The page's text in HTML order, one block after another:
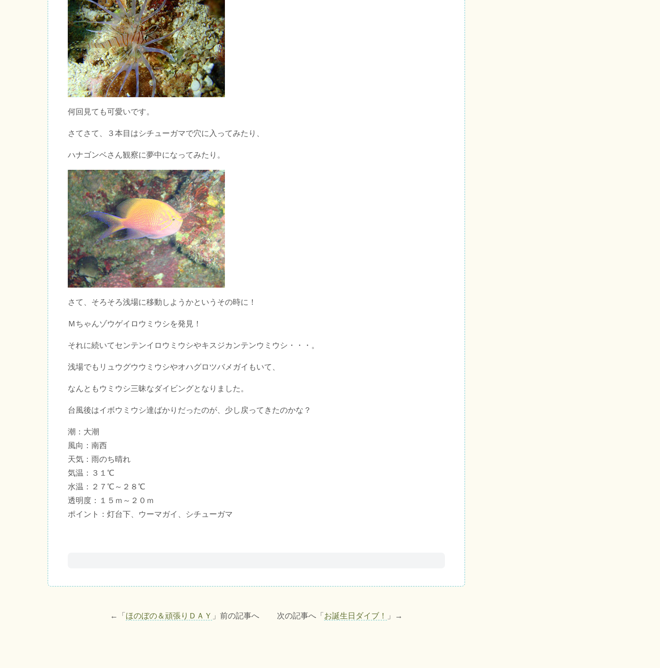
何回見ても可愛いです。
さてさて、３本目はシチューガマで穴に入ってみたり、
ハナゴンベさん観察に夢中になってみたり。
さて、そろそろ浅場に移動しようかというその時に！
Ｍちゃんゾウゲイロウミウシを発見！
それに続いてセンテンイロウミウシやキスジカンテンウミウシ・・・。
浅場でもリュウグウウミウシやオハグロツバメガイもいて、
なんともウミウシ三昧なダイビングとなりました。
台風後はイボウミウシ達ばかりだったのが、少し戻ってきたのかな？
潮：大潮
風向：南西
天気：雨のち晴れ
気温：３１℃
水温：２７℃～２８℃
透明度：１５ｍ～２０ｍ
ポイント：灯台下、ウーマガイ、シチューガマ
←「 ほのぼの＆頑張りＤＡＹ 」前の記事へ 次の記事へ「 お誕生日ダイブ！ 」→